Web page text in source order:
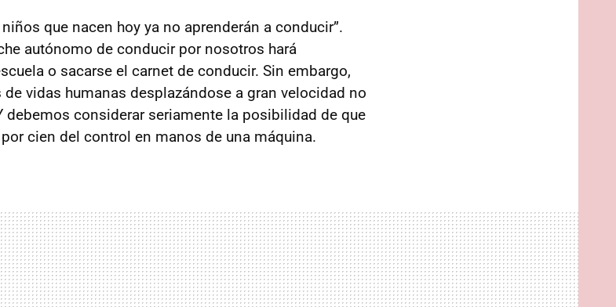
que nacen hoy ya no aprenderán a conducir”.
autónomo de conducir por nosotros hará
o sacarse el carnet de conducir. Sin embargo,
vidas humanas desplazándose a gran velocidad no
considerar seriamente la posibilidad de que
cien del control en manos de una máquina.